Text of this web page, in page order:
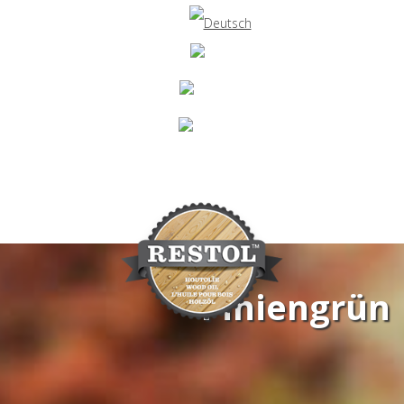
Navigation
Piniengrün